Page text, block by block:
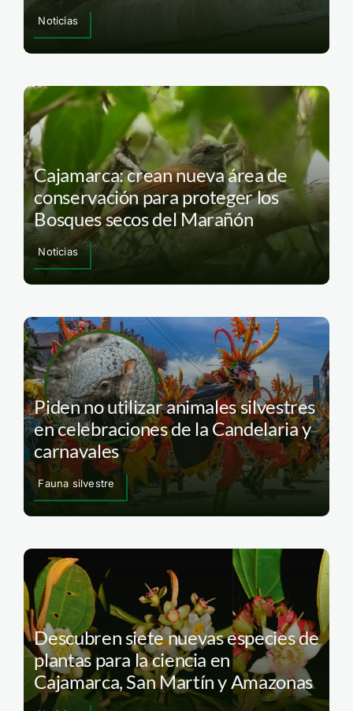
Noticias
Cajamarca: crean nueva área de
conservación para proteger los
Bosques secos del Marañón
Noticias
Piden no utilizar animales silvestres
en celebraciones de la Candelaria y
carnavales
Fauna silvestre
Descubren siete nuevas especies de
plantas para la ciencia en
Cajamarca, San Martín y Amazonas